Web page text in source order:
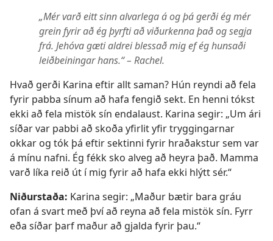
„Mér varð eitt sinn alvarlega á og þá gerði ég mér
grein fyrir að ég þyrfti að viðurkenna það og segja
frá. Jehóva gæti aldrei blessað mig ef ég hunsaði
leiðbeiningar hans.“ – Rachel.
Hvað gerði Karina eftir allt saman? Hún reyndi að fela
fyrir pabba sínum að hafa fengið sekt. En henni tókst
ekki að fela mistök sín endalaust. Karina segir: „Um ári
síðar var pabbi að skoða yfirlit yfir tryggingarnar
okkar og tók þá eftir sektinni fyrir hraðakstur sem var
á mínu nafni. Ég fékk sko alveg að heyra það. Mamma
varð líka reið út í mig fyrir að hafa ekki hlýtt sér.“
Niðurstaða: Karina segir: „Maður bætir bara gráu
ofan á svart með því að reyna að fela mistök sín. Fyrr
eða síðar þarf maður að gjalda fyrir þau.“